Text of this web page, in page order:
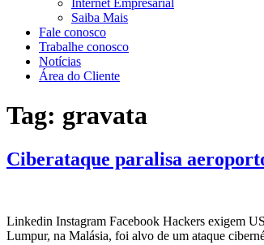
Internet Empresarial
Saiba Mais
Fale conosco
Trabalhe conosco
Notícias
Área do Cliente
Tag: gravata
Ciberataque paralisa
Linkedin Instagram Facebook Hackers exigem
Lumpur, na Malásia, foi alvo de um ataque